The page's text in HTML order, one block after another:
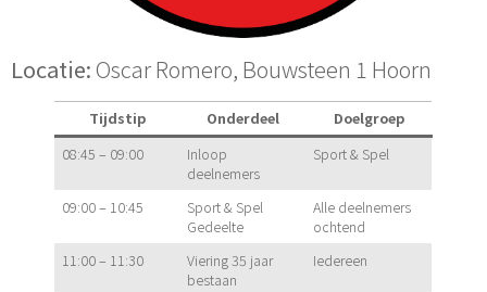
Locatie:Oscar Romero, Bouwsteen 1 Hoorn
Tijdstip Onderdeel
Doelgroep
08:45 – 09:00
Inloop
deelnemers
Sport & Spel
09:00 – 10:45
Sport & Spel
Gedeelte
Alle deelnemers
ochtend
11:00 – 11:30
Viering 35 jaar
bestaan
Iedereen